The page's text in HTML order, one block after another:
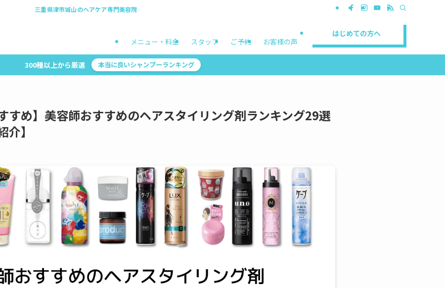
三重県津市城山のヘアケア専門美容院
メニュー・料金 スタッフ ご予約 お客様の声
はじめての方へ
300種以上から厳選 本当に良いシャンプーランキング
すめ】美容師おすすめのヘアスタイリング剤ランキング29選
介】